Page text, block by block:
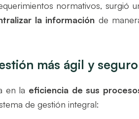
normativos, surgió
la información de
más ágil y seguro
en la eficiencia de sus
de gestión integral: